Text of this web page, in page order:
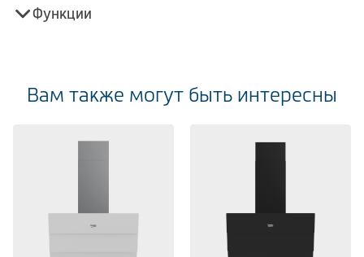
Функции
Вам также могут быть интересны